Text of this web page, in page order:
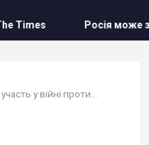
Росія може застосувати